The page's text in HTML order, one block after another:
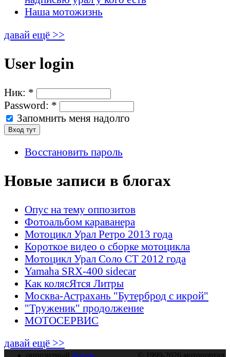
Наша мотожизнь
давай ещё >>
User login
Ник: *
Password: *
Запомнить меня надолго
Восстановить пароль
Новые записи в блогах
Опус на тему оппозитов
Фотоальбом караванера
Мотоцикл Урал Ретро 2013 года
Короткое видео о сборке мотоцикла
Мотоцикл Урал Соло СТ 2012 года
Yamaha SRX-400 sidecar
Как колясЯтся Литры
Москва-Астрахань "Бутерброд с икрой"
"Труженик" продолжение
МОТОСЕРВИС
давай ещё >>